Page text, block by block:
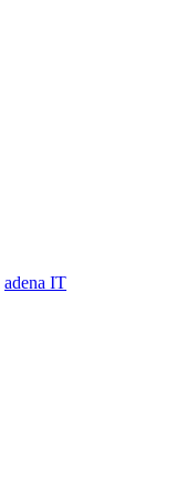
adena IT